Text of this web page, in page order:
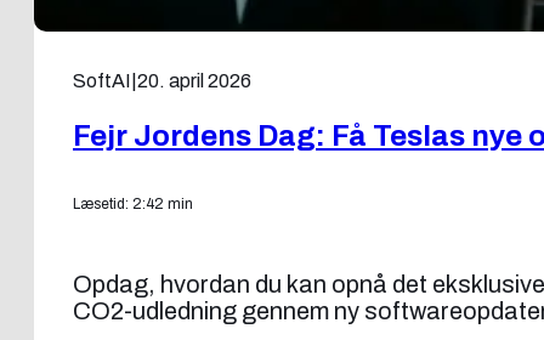
SoftAI 20. april 2026
Fejr Jordens Dag: Få Teslas
Læsetid: 2:42 min
Opdag, hvordan du kan opnå det
CO2-udledning gennem ny